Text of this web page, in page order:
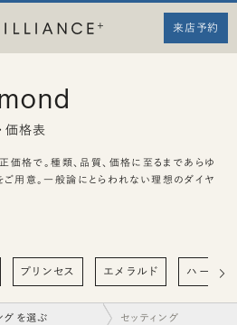
来店予約
価格表
格で。種類、品質、価格に至るまであらゆ
用意。一般論にとらわれない理想のダイヤ
プリンセス エメラルド ハート
グを選ぶ セッティング